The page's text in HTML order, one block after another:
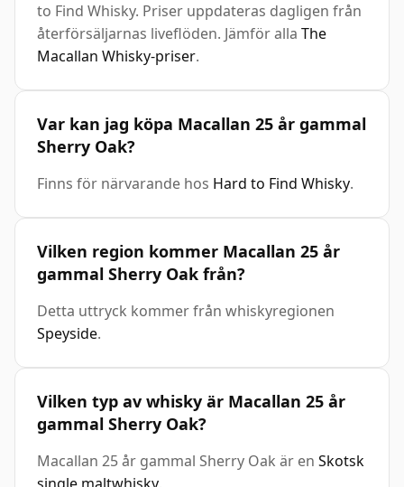
to Find Whisky. Priser uppdateras dagligen från
återförsäljarnas liveflöden. Jämför alla The
Macallan Whisky-priser.
Var kan jag köpa Macallan 25 år gammal
Sherry Oak?
Finns för närvarande hos Hard to Find Whisky.
Vilken region kommer Macallan 25 år
gammal Sherry Oak från?
Detta uttryck kommer från whiskyregionen
Speyside.
Vilken typ av whisky är Macallan 25 år
gammal Sherry Oak?
Macallan 25 år gammal Sherry Oak är en Skotsk